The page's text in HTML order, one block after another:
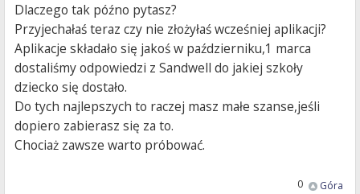
Dlaczego tak późno pytasz?
Przyjechałaś teraz czy nie złożyłaś wcześniej aplikacji?
Aplikacje składało się jakoś w październiku,1 marca
dostaliśmy odpowiedzi z Sandwell do jakiej szkoły
dziecko się dostało.
Do tych najlepszych to raczej masz małe szanse,jeśli
dopiero zabierasz się za to.
Chociaż zawsze warto próbować.
Góra
0